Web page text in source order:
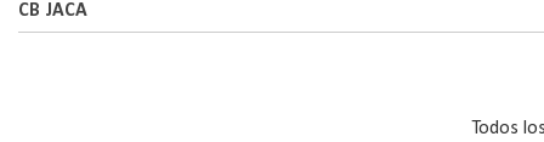
CB JACA
Todos